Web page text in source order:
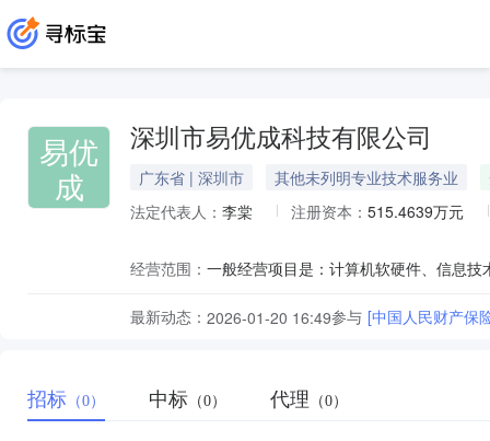
易优
成
深圳市易优成科技有限公司
广东省 | 深圳市 其他未列明专业技术服务业
法定代表人： 李棠 注册资本： 515.4639万元
经营范围：
最新动态： 2026-01-20 16:49参与 [中国人民财产保
招标 （0） 中标 （0） 代理 （0）